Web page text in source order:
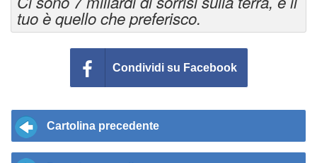
tuo è quello che preferisco.
Condividi su Facebook
Cartolina precedente